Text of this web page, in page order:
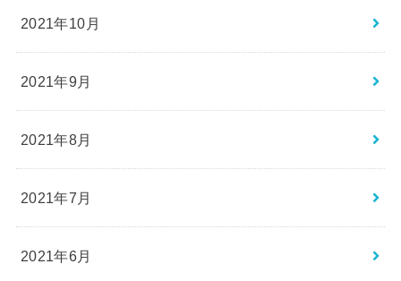
2021年10月
2021年9月
2021年8月
2021年7月
2021年6月